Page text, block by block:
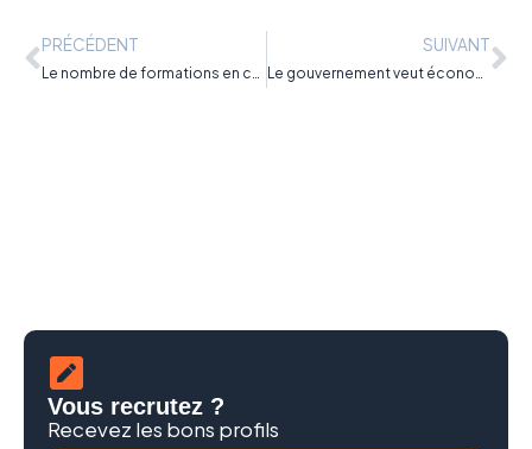
PRÉCÉDENT SUIVANT
Vous recrutez ?
Recevez les bons profils